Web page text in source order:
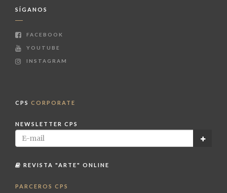
SÍGANOS
FACEBOOK
YOUTUBE
INSTAGRAM
CPS CORPORATE
NEWSLETTER CPS
REVISTA "ARTE" ONLINE
PARCEROS CPS